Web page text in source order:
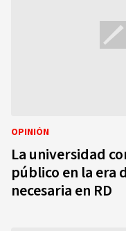
OPINIÓN
La universidad
público en la era
necesaria en RD